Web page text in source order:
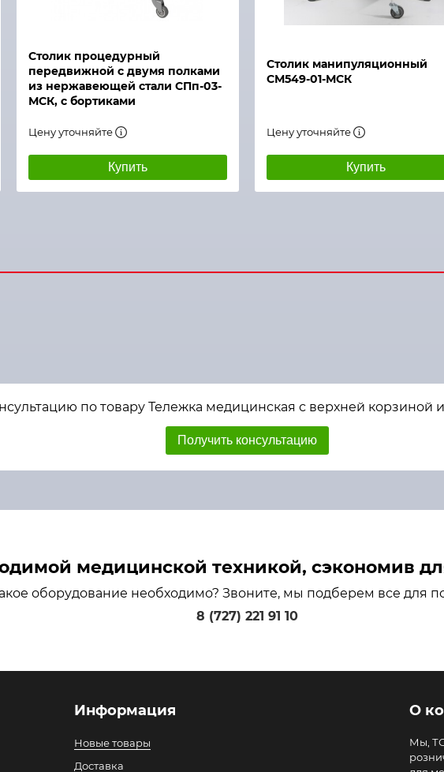
Столик процедурный
передвижной с двумя полками
из нержавеющей стали СПп-03-
МСК, с бортиками
Цену уточняйте
Купить
Столик манипуляционный
СМ549-01-МСК
Цену уточняйте
Купить
Быстрый просмотр
по товару Тележка медицинская с верхней корзиной
Получить консультацию
медицинской техникой, сэкономив
оборудование необходимо? Звоните, мы подберем все для
8 (727) 221 91 10
Информация
Новые товары
Доставка
О
Мы,